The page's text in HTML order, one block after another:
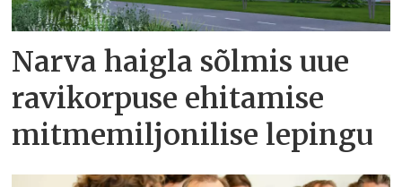
Narva haigla sõlmis uue
ravikorpuse ehitamise
mitmemiljonilise lepingu